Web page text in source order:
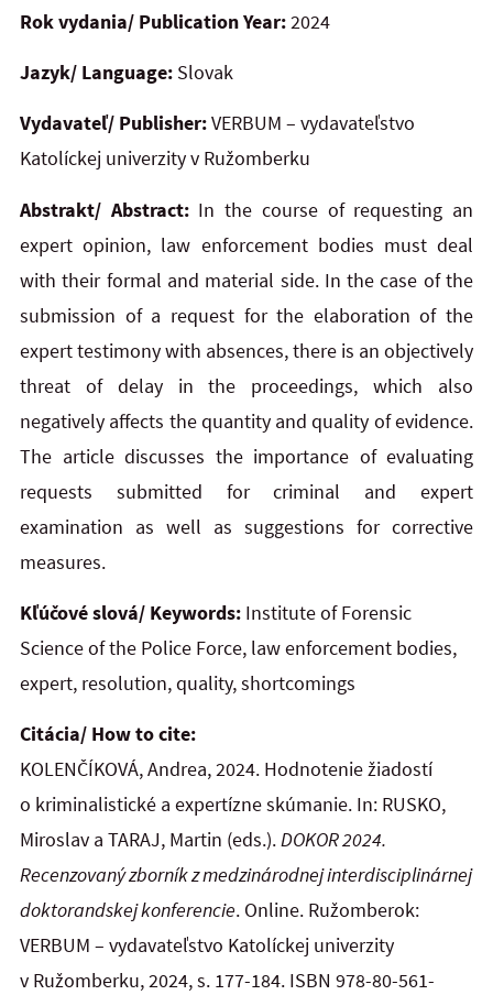
Rok vydania/ Publication Year:2024
Jazyk/ Language: Slovak
Vydavateľ/ Publisher:VERBUM – vydavateľstvo
Katolíckej univerzity v Ružomberku
Abstrakt/ Abstract: In the course of requesting an
expert opinion, law enforcement bodies must deal
with their formal and material side. In the case of the
submission of a request for the elaboration of the
expert testimony with absences, there is an objectively
threat of delay in the proceedings, which also
negatively affects the quantity and quality of evidence.
The article discusses the importance of evaluating
requests submitted for criminal and
expert
examination as well as suggestions for corrective
measures.
Kľúčové slová/ Keywords: Institute of Forensic
Science of the Police Force, law enforcement bodies,
expert, resolution, quality, shortcomings
Citácia/ How to cite:
KOLENČÍKOVÁ, Andrea, 2024. Hodnotenie žiadostí
o kriminalistické a expertízne skúmanie. In: RUSKO,
Miroslav a TARAJ, Martin (eds.).DOKOR 2024.
Recenzovaný zborník z medzinárodnej interdisciplinárnej
doktorandskej konferencie. Online. Ružomberok:
VERBUM – vydavateľstvo Katolíckej univerzity
v Ružomberku, 2024, s. 177-184. ISBN 978-80-561-